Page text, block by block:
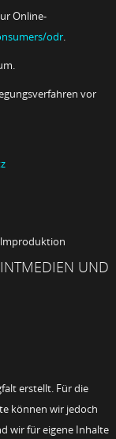
Online-
odr.
vor
UND
erstellt. Für die
können wir jedoch
wir für eigene Inhalte